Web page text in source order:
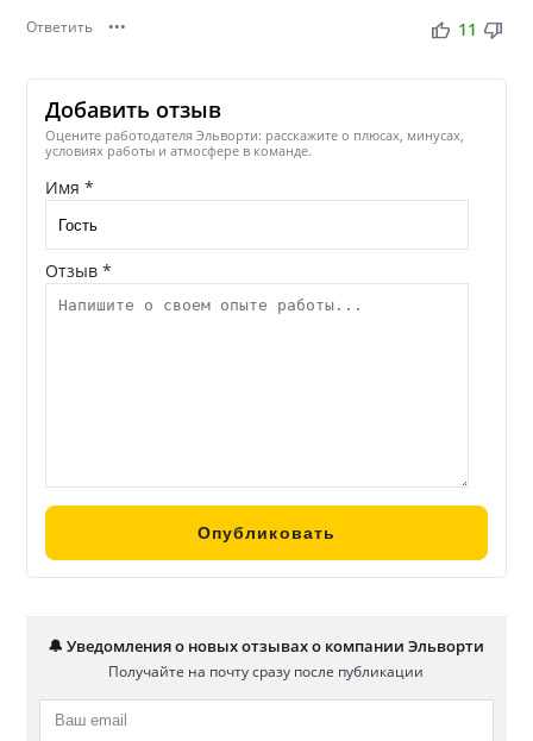
Ответить ••• thumb_up thumb_down
11
Добавить отзыв
Оцените работодателя Эльворти: расскажите о плюсах, минусах,
условиях работы и атмосфере в команде.
Имя *
Отзыв *
🔔 Уведомления о новых отзывах о компании Эльворти
Получайте на почту сразу после публикации